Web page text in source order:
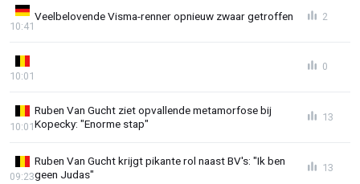
Veelbelovende Visma-renner opnieuw zwaar getroffen
10:41
2
10:01
0
Ruben Van Gucht ziet opvallende metamorfose bij
Kopecky: "Enorme stap"
10:01
13
Ruben Van Gucht krijgt pikante rol naast BV's: "Ik ben
geen Judas"
09:23
13